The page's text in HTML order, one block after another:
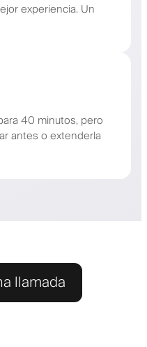
experiencia. Un
40 minutos, pero
antes o extenderla
llamada